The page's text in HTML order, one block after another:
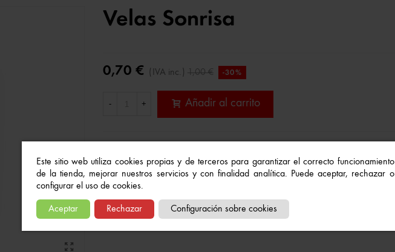
Este sitio web utiliza cookies propias y de terceros para garantizar el correcto funcionamiento
de la tienda, mejorar nuestros servicios y con finalidad analítica. Puede aceptar, rechazar o
configurar el uso de cookies.
Aceptar Rechazar Configuración sobre cookies
Velas Sonrisa
0,70 € (IVA inc.) 1,00 € -30%
- + Añadir al carrito
A Lista De Deseos